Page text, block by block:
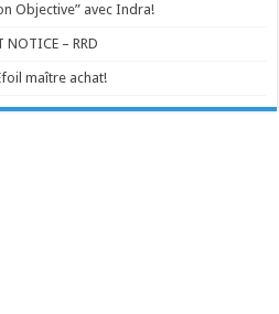
Objective” avec Indra!
NOTICE – RRD
maître achat!